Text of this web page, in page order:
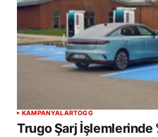
KAMPANYALARTOGG
Trugo Şarj İşlemlerinde